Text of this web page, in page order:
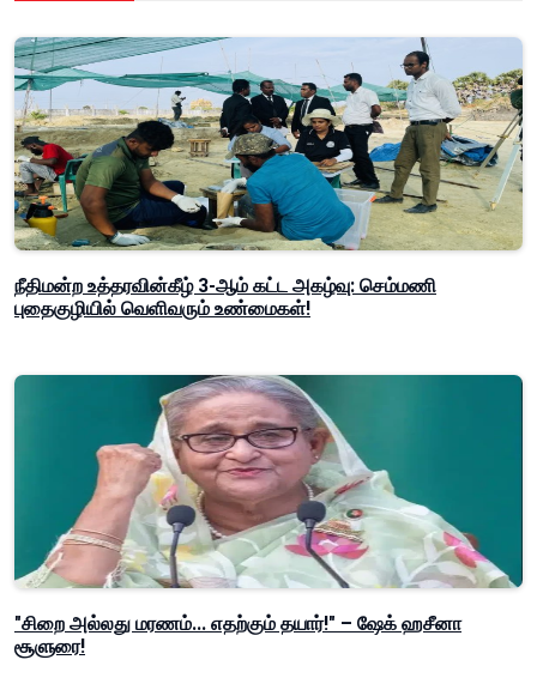
நீதிமன்ற உத்தரவின்கீழ் 3-ஆம் கட்ட அகழ்வு: செம்மணி
புதைகுழியில் வெளிவரும் உண்மைகள்!
"சிறை அல்லது மரணம்... எதற்கும் தயார்!" – ஷேக் ஹசீனா
சூளுரை!